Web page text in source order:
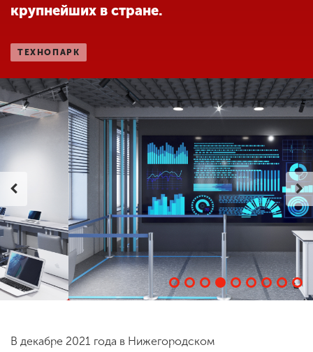
Сведения об
образовательной
организации
SPN CHI
Приемная
комиссия
+7 (831) 262-26-20
крупнейших в стране.
ТЕХНОПАРК
В декабре 2021 года в Нижегородском